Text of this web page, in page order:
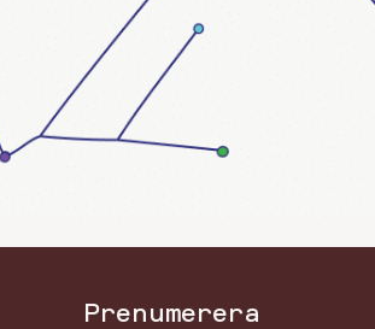
Prenumerera